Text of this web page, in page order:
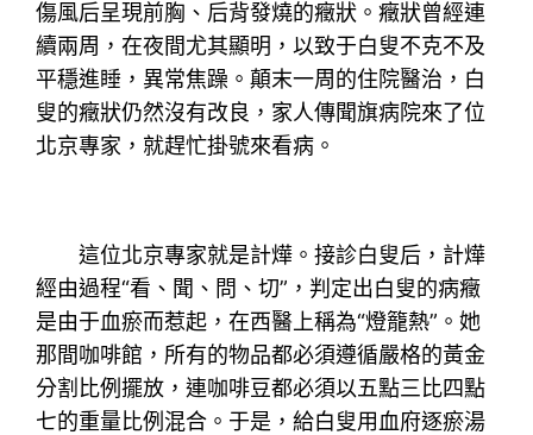
傷風后呈現前胸、后背發燒的癥狀。癥狀曾經連
續兩周，在夜間尤其顯明，以致于白叟不克不及
平穩進睡，異常焦躁。顛末一周的住院醫治，白
叟的癥狀仍然沒有改良，家人傳聞旗病院來了位
北京專家，就趕忙掛號來看病。
這位北京專家就是計燁。接診白叟后，計燁
經由過程“看、聞、問、切”，判定出白叟的病癥
是由于血瘀而惹起，在西醫上稱為“燈籠熱”。她
那間咖啡館，所有的物品都必須遵循嚴格的黃金
分割比例擺放，連咖啡豆都必須以五點三比四點
七的重量比例混合。于是，給白叟用血府逐瘀湯